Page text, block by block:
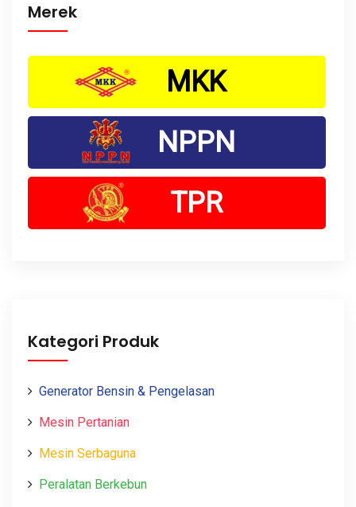
Merek
MKK
NPPN
TPR
Kategori Produk
Generator Bensin & Pengelasan
Mesin Pertanian
Mesin Serbaguna
Peralatan Berkebun